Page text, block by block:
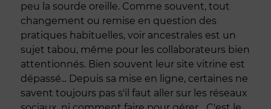
peu la sourde oreille. Comme souvent, tout
changement ou remise en question des
pratiques habituelles, voir ancestrales est un
sujet tabou, même pour les collaborateurs bien
attentionnés. Bien souvent leur site vitrine est
dépassé... Depuis sa mise en ligne, certaines ne
savent toujours pas s'il faut aller sur les réseaux